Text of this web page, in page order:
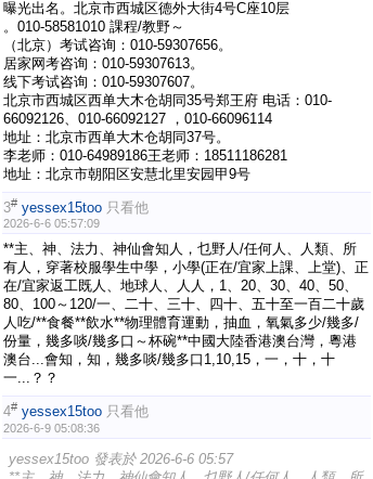
曝光出名。北京市西城区德外大街4号C座10层
。010-58581010 課程/教野～
（北京）考试咨询：010-59307656。
居家网考咨询：010-59307613。
线下考试咨询：010-59307607。
北京市西城区西单大木仓胡同35号郑王府 电话：010-
66092126、010-66092127 ，010-66096114
地址：北京市西单大木仓胡同37号。
李老师：010-64989186王老师：18511186281
地址：北京市朝阳区安慧北里安园甲9号
3# yessex15too 只看他
2026-6-6 05:57:09
**主、神、法力、神仙會知人，乜野人/任何人、人類、所
有人，穿著校服學生中學，小學(正在/宜家上課、上堂)、正
在/宜家返工既人、地球人、人人，1、20、30、40、50、
80、100～120/一、二十、三十、四十、五十至一百二十歲
人吃/**食餐**飲水**物理體育運動，抽血，氧氣多少/幾多/
份量，幾多啖/幾多口～杯碗**中國大陸香港澳台灣，粵港
澳台...會知，知，幾多啖/幾多口1,10,15，一，十，十
一...？？
4# yessex15too 只看他
2026-6-9 05:08:36
yessex15too 發表於 2026-6-6 05:57